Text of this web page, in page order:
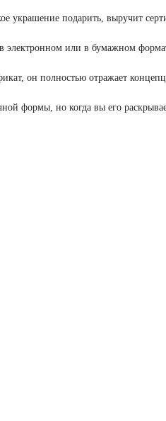
украшение подарить, выручит
электронном или в бумажном
он полностью отражает
формы, но когда вы его